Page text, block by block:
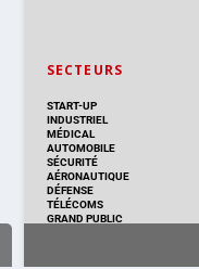
SECTEURS
START-UP
INDUSTRIEL
MÉDICAL
AUTOMOBILE
SÉCURITÉ
AÉRONAUTIQUE
DÉFENSE
TÉLÉCOMS
GRAND PUBLIC